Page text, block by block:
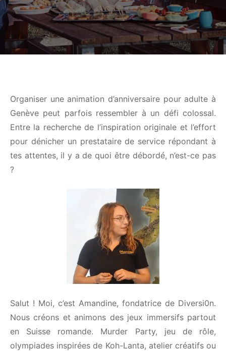
Organiser une animation d’anniversaire pour adulte
à Genève peut parfois ressembler à un défi
colossal. Entre la recherche de l’inspiration
originale et l’effort pour dénicher un prestataire de
service répondant à tes attentes, il y a de quoi être
débordé, n’est-ce pas ?
Salut ! Moi, c’est Amandine, fondatrice de
Diversi0n. Nous créons et animons des jeux
immersifs partout en Suisse romande. Murder
Party, jeu de rôle, olympiades inspirées de Koh-